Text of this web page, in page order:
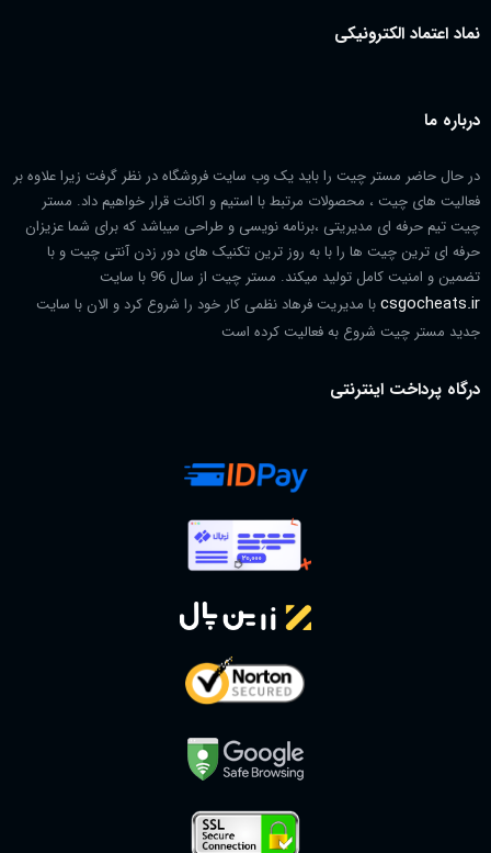
نماد اعتماد الکترونیکی
درباره ما
در حال حاضر مستر چیت را باید یک وب سایت فروشگاه در نظر گرفت زیرا علاوه بر
فعالیت های چیت ، محصولات مرتبط با استیم و اکانت قرار خواهیم داد. مستر
چیت تیم حرفه ای مدیریتی ،برنامه نویسی و طراحی میباشد که برای شما عزیزان
حرفه ای ترین چیت ها را با به روز ترین تکنیک های دور زدن آنتی چیت و با
تضمین و امنیت کامل تولید میکند. مستر چیت از سال 96 با سایت
csgocheats.irبا مدیریت فرهاد نظمی کار خود را شروع کرد و الان با سایت
جدید مستر چیت شروع به فعالیت کرده است
درگاه پرداخت اینترنتی